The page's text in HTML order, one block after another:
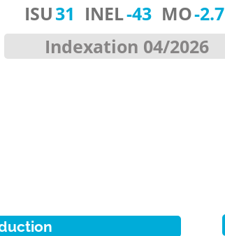
ISU31 INEL-43 MO-2.7
Indexation 04/2026